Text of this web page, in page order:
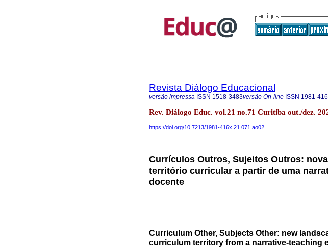
Revista Diálogo Educacional
versão impressa ISSN 1518-3483versão On-line ISSN 1981-
Rev. Diálogo Educ. vol.21 no.71 Curitiba out./dez.
https://doi.org/10.7213/1981-416x.21.071.ao02
Currículos Outros, Sujeitos Outros:
território curricular a partir de uma
docente
Curriculum Other, Subjects Other: new
curriculum territory from a narrative-teaching